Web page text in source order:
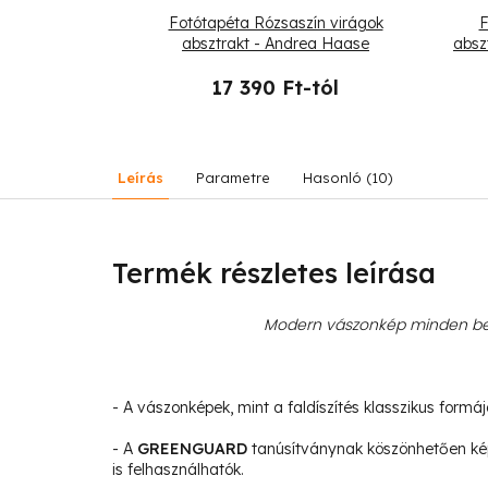
Fotótapéta Rózsaszín virágok
absztrakt - Andrea Haase
17 390 Ft-tól
Leírás Parametre Hasonló (10)
Termék részletes leírása
Modern vászonkép minden
- A vászonképek, mint a faldíszítés klasszikus
- A GREENGUARD tanúsítványnak köszönhetően
is felhasználhatók.